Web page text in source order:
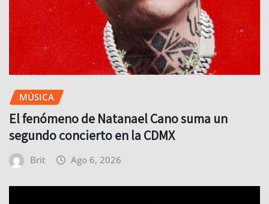
MÚSICA
El fenómeno de Natanael Cano suma un
segundo concierto en la CDMX
Brit Ago 6, 2026